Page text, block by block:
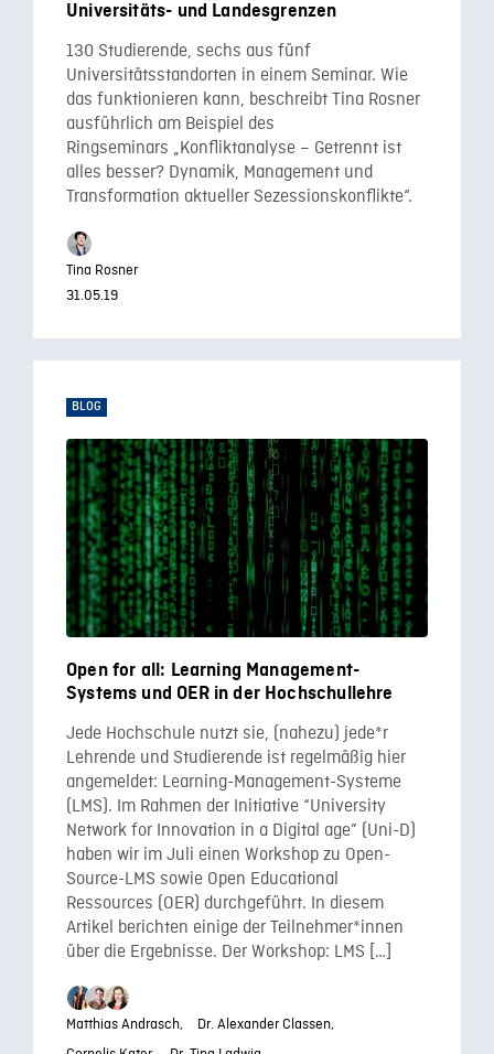
Universitäts- und Landesgrenzen
130 Studierende, sechs aus fünf
Universitätsstandorten in einem Seminar. Wie
das funktionieren kann, beschreibt Tina Rosner
ausführlich am Beispiel des
Ringseminars „Konfliktanalyse – Getrennt ist
alles besser? Dynamik, Management und
Transformation aktueller Sezessionskonflikte“.
Tina Rosner
31.05.19
BLOG
Open for all: Learning Management-
Systems und OER in der Hochschullehre
Jede Hochschule nutzt sie, (nahezu) jede*r
Lehrende und Studierende ist regelmäßig hier
angemeldet: Learning-Management-Systeme
(LMS). Im Rahmen der Initiative “University
Network for Innovation in a Digital age” (Uni-D)
haben wir im Juli einen Workshop zu Open-
Source-LMS sowie Open Educational
Ressources (OER) durchgeführt. In diesem
Artikel berichten einige der Teilnehmer*innen
über die Ergebnisse. Der Workshop: LMS […]
Matthias Andrasch,
Dr. Alexander Classen,